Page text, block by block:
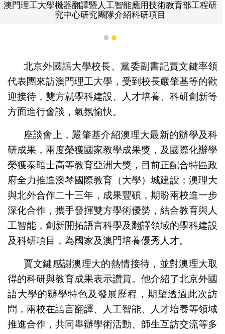
澳門理工大學機器翻譯暨人工智能應用技術教育部工程研
究中心研究團隊介紹科研項目
1 2
北京外國語大學校長、黨委副書記賈文鍵率領
代表團來訪澳門理工大學，受到校長嚴肇基等的歡
迎接待，雙方就學科建設、人才培養、科研創新等
方面進行會談，氣氛愉快。
座談會上，嚴肇基介紹澳理大最新的辦學及科
研成果，兩度榮獲國家教學成果獎，及國際化辦學
榮獲泰晤士高等教育亞洲大獎，目前正配合特區政
府全力推進澳琴國際教育（大學）城建設；澳理大
與北外合作二十三年，成果豐碩，期盼兩校進一步
深化合作，攜手發揮雙方學術優勢，結合教育與人
工智能，創新開拓語言科學及翻譯領域的學科建設
及科研項目，為國家及澳門培養優秀人才。
賈文鍵感謝澳理大的熱情接待，並對澳理大取
得的科研與教育成果表示讚賞。他介紹了北京外國
語大學的辦學特色及發展歷程，期望透過此次訪
問，兩校在語言翻譯、人工智能、人才培養等領域
推進合作，共同舉辦學術活動、師生互訪交流等多